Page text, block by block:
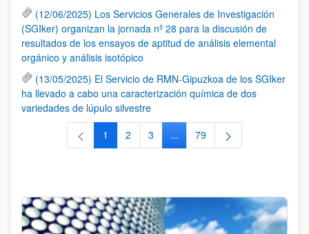
(12/06/2025) Los Servicios Generales de Investigación
(SGIker) organizan la jornada nº 28 para la discusión de
resultados de los ensayos de aptitud de análisis elemental
orgánico y análisis isotópico
(13/05/2025) El Servicio de RMN-Gipuzkoa de los SGIker
ha llevado a cabo una caracterización química de dos
variedades de lúpulo silvestre
Página
1 Página
2 Página
3 ...Páginas intermedias Use TAB
Página
79